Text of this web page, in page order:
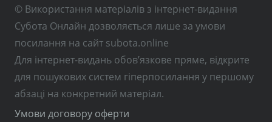
© Використання матеріалів з інтернет-видання
Субота Онлайн дозволяється лише за умови
посилання на сайт subota.online
Для інтернет-видань обов’язкове пряме, відкрите
для пошукових систем гіперпосилання у першому
абзаці на конкретний матеріал.
Умови договору оферти